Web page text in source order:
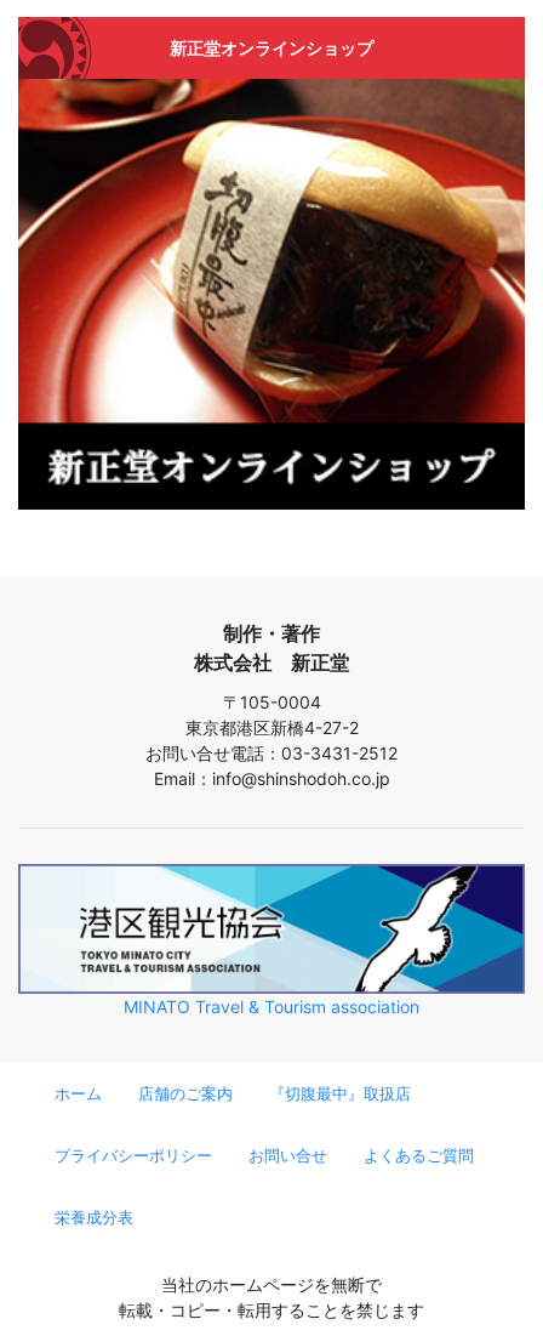
新正堂オンラインショップ
制作・著作
株式会社 新正堂
〒105-0004
東京都港区新橋4-27-2
お問い合せ電話：03-3431-2512
Email：info@shinshodoh.co.jp
MINATO Travel & Tourism association
ホーム 店舗のご案内 『切腹最中』取扱店
プライバシーポリシー お問い合せ よくあるご質問
栄養成分表
当社のホームページを無断で
転載・コピー・転用することを禁じます